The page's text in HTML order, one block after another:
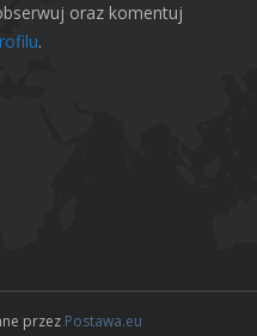
oraz komentuj
.
przez Postawa.eu